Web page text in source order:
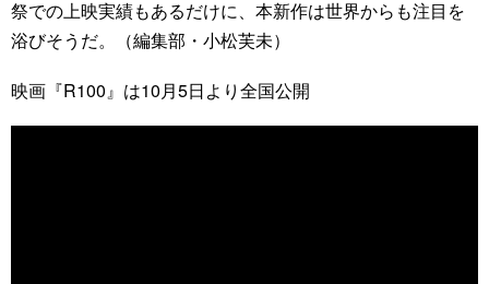
祭での上映実績もあるだけに、本新作は世界からも注目を
浴びそうだ。（編集部・小松芙未）
映画『R100』は10月5日より全国公開